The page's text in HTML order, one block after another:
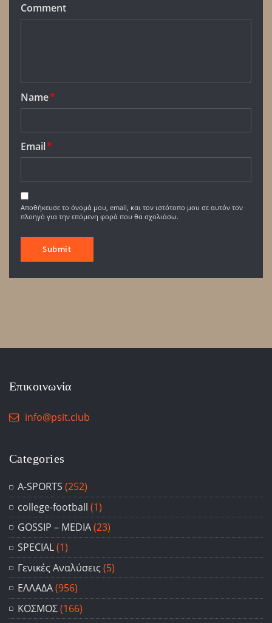
Comment
Name*
Email*
Αποθήκευσε το όνομά μου, email, και τον ιστότοπο μου σε αυτόν τον
πλοηγό για την επόμενη φορά που θα σχολιάσω.
Επικοινωνία
info@psit.club
Categories
A-SPORTS (252)
college-football (1)
GOSSIP – ΜΕDIA(23)
SPECIAL(1)
Γενικές Αναλύσεις (5)
ΕΛΛΑΔΑ(956)
ΚΟΣΜΟΣ(166)